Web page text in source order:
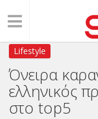
Lifestyle
Όνειρα
ελληνικός
στο top5